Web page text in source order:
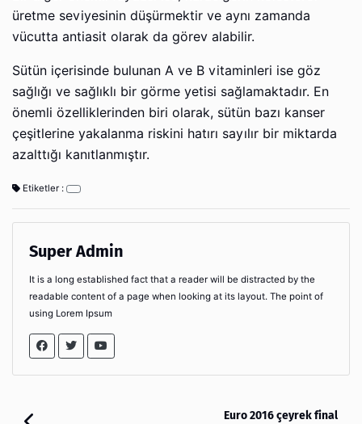
üretme seviyesinin düşürmektir ve aynı zamanda
vücutta antiasit olarak da görev alabilir.
Sütün içerisinde bulunan A ve B vitaminleri ise göz
sağlığı ve sağlıklı bir görme yetisi sağlamaktadır. En
önemli özelliklerinden biri olarak, sütün bazı kanser
çeşitlerine yakalanma riskini hatırı sayılır bir miktarda
azalttığı kanıtlanmıştır.
Etiketler :
Super Admin
It is a long established fact that a reader will be distracted by the
readable content of a page when looking at its layout. The point of
using Lorem Ipsum
Euro 2016 çeyrek final